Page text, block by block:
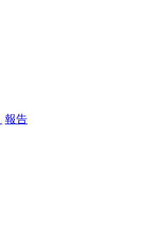
報告